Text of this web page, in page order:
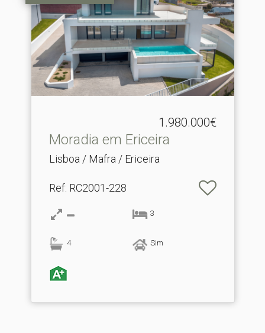
1.980.000€
Moradia em Ericeira
Lisboa / Mafra / Ericeira
Ref: RC2001-228
3
4 Sim